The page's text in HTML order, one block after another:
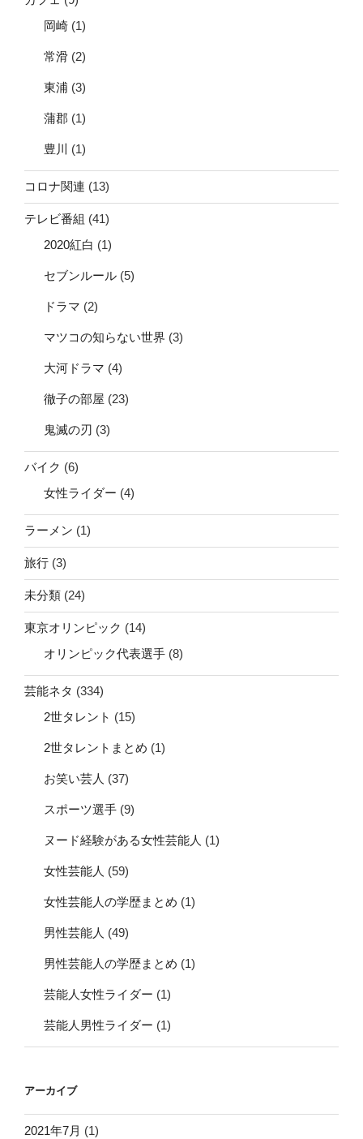
岡崎 (1)
常滑 (2)
東浦 (3)
蒲郡 (1)
豊川 (1)
コロナ関連 (13)
テレビ番組 (41)
2020紅白 (1)
セブンルール (5)
ドラマ (2)
マツコの知らない世界 (3)
大河ドラマ (4)
徹子の部屋 (23)
鬼滅の刃 (3)
バイク (6)
女性ライダー (4)
ラーメン (1)
旅行 (3)
未分類 (24)
東京オリンピック (14)
オリンピック代表選手 (8)
芸能ネタ (334)
2世タレント (15)
2世タレントまとめ (1)
お笑い芸人 (37)
スポーツ選手 (9)
ヌード経験がある女性芸能人 (1)
女性芸能人 (59)
女性芸能人の学歴まとめ (1)
男性芸能人 (49)
男性芸能人の学歴まとめ (1)
芸能人女性ライダー (1)
芸能人男性ライダー (1)
アーカイブ
2021年7月 (1)